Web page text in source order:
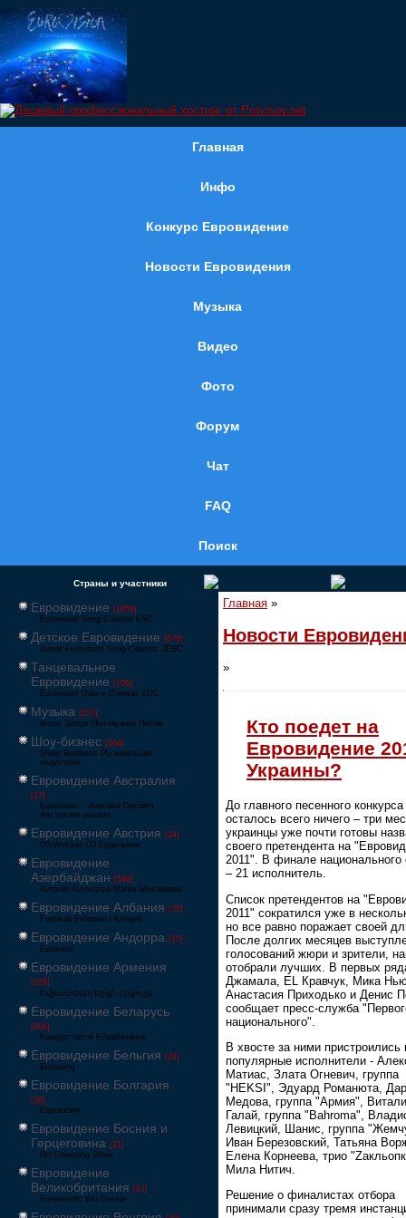
Главная
Инфо
Конкурс Евровидение
Новости Евровидения
Музыка
Видео
Фото
Форум
Чат
FAQ
Поиск
Страны и участники
Евровидение [1858]
Eurovision Song Contest ESC
Детское Евровидение [878]
Junior Eurovision Song Contest JESC
Танцевальное
Евровидение [106]
Eurovision Dance Contest EDC
Музыка [257]
Music Songs Поп-музыка Песни
Шоу-бизнес [564]
Show Business Музыкальная
индустрия
Евровидение Австралия
[17]
Eurovision – Australia Decides
Австралия решает
Евровидение Австрия [24]
Ö3-Wecker Ö3 Будильник
Евровидение
Азербайджан [549]
Avrovijn Avroviziya Mahnı Müsabiqəsi
Евровидение Албания [32]
Festivali Evropian i Këngës
Евровидение Андорра [15]
Eurovisió
Евровидение Армения
[228]
Եվրատեսիլ երգի մրցույթ
Евровидение Беларусь
[600]
Конкурс песні Еўрабачанне
Евровидение Бельгия [24]
Eurosong
Евровидение Болгария
[26]
Евровизия
Евровидение Босния и
Герцеговина [21]
BH Eurosong Show
Евровидение
Великобритания [67]
Eurovision: You Decide
Главная »
Новости
»
Кто поедет на
Евровидение
Украины?
До главного песенного
осталось всего ничего – три
украинцы уже почти готовы
своего претендента на
2011". В финале национального
– 21 исполнитель.
Список претендентов на
2011" сократился уже в
но все равно поражает своей
После долгих месяцев
голосований жюри и зрители,
отобрали лучших. В первых
Джамала, EL Кравчук, Мика
Анастасия Приходько и Денис
сообщает пресс-служба
национального".
В хвосте за ними пристроились
популярные исполнители -
Матиас, Злата Огневич, группа
"HEKSI", Эдуард Романюта,
Медова, группа "Армия",
Галай, группа "Bahroma",
Левицкий, Шанис, группа
Иван Березовский, Татьяна
Елена Корнеева, трио
Мила Нитич.
Решение о финалистах отбора
принимали сразу тремя